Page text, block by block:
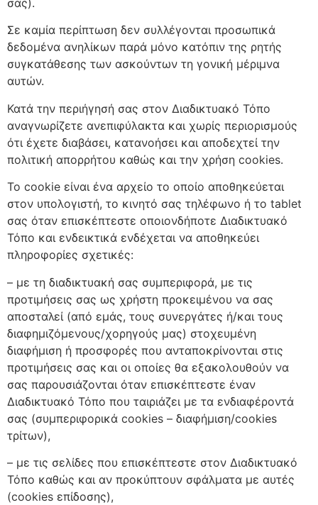
σας).
Σε καμία περίπτωση δεν συλλέγονται προσωπικά
δεδομένα ανηλίκων παρά μόνο κατόπιν της ρητής
συγκατάθεσης των ασκούντων τη γονική μέριμνα
αυτών.
Κατά την περιήγησή σας στον Διαδικτυακό Τόπο
αναγνωρίζετε ανεπιφύλακτα και χωρίς περιορισμούς
ότι έχετε διαβάσει, κατανοήσει και αποδεχτεί την
πολιτική απορρήτου καθώς και την χρήση cookies.
Το cookie είναι ένα αρχείο το οποίο αποθηκεύεται
στον υπολογιστή, το κινητό σας τηλέφωνο ή το tablet
σας όταν επισκέπτεστε οποιονδήποτε Διαδικτυακό
Τόπο και ενδεικτικά ενδέχεται να αποθηκεύει
πληροφορίες σχετικές:
– με τη διαδικτυακή σας συμπεριφορά, με τις
προτιμήσεις σας ως χρήστη προκειμένου να σας
αποσταλεί (από εμάς, τους συνεργάτες ή/και τους
διαφημιζόμενους/χορηγούς μας) στοχευμένη
διαφήμιση ή προσφορές που ανταποκρίνονται στις
προτιμήσεις σας και οι οποίες θα εξακολουθούν να
σας παρουσιάζονται όταν επισκέπτεστε έναν
Διαδικτυακό Τόπο που ταιριάζει με τα ενδιαφέροντά
σας (συμπεριφορικά cookies – διαφήμιση/cookies
τρίτων),
– με τις σελίδες που επισκέπτεστε στον Διαδικτυακό
Τόπο καθώς και αν προκύπτουν σφάλματα με αυτές
(cookies επίδοσης),